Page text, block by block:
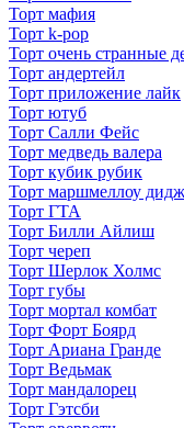
Торт мафия
Торт k-pop
Торт очень странные
Торт андертейл
Торт приложение лайк
Торт ютуб
Торт Салли Фейс
Торт медведь валера
Торт кубик рубик
Торт маршмеллоу
Торт ГТА
Торт Билли Айлиш
Торт череп
Торт Шерлок Холмс
Торт губы
Торт мортал комбат
Торт Форт Боярд
Торт Ариана Гранде
Торт Ведьмак
Торт мандалорец
Торт Гэтсби